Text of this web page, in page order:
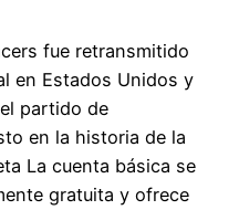
fue retransmitido
en Estados Unidos y
partido de
en la historia de la
La cuenta básica se
gratuita y ofrece